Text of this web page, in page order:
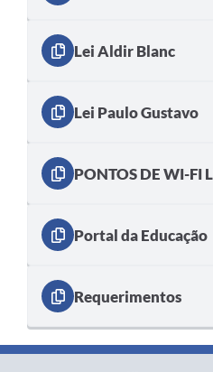
Lei Aldir Blanc
Lei Paulo Gustavo
PONTOS DE WI-FI
Portal da Educação
Requerimentos